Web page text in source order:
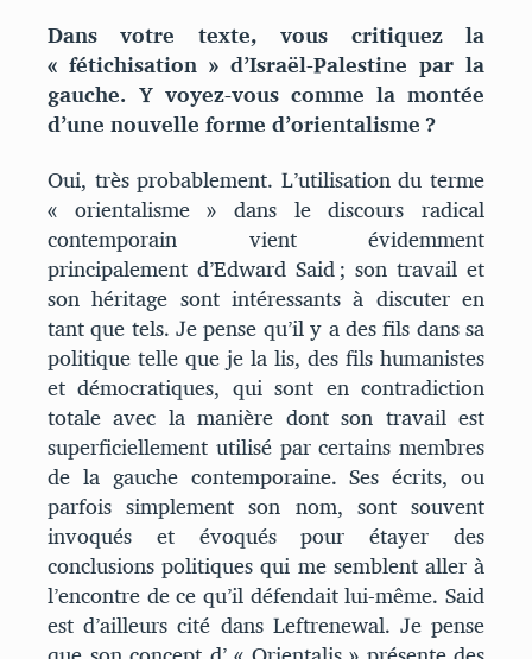
Dans votre texte, vous critiquez la
« fétichisation » d’Israël-Palestine par la
gauche. Y voyez-vous comme la montée
d’une nouvelle forme d’orientalisme ?
Oui, très probablement. L’utilisation du terme
« orientalisme » dans le discours radical
contemporain vient évidemment
principalement d’Edward Said ; son travail et
son héritage sont intéressants à discuter en
tant que tels. Je pense qu’il y a des fils dans sa
politique telle que je la lis, des fils humanistes
et démocratiques, qui sont en contradiction
totale avec la manière dont son travail est
superficiellement utilisé par certains membres
de la gauche contemporaine. Ses écrits, ou
parfois simplement son nom, sont souvent
invoqués et évoqués pour étayer des
conclusions politiques qui me semblent aller à
l’encontre de ce qu’il défendait lui-même. Said
est d’ailleurs cité dans Leftrenewal. Je pense